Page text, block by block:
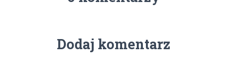
Dodaj komentarz